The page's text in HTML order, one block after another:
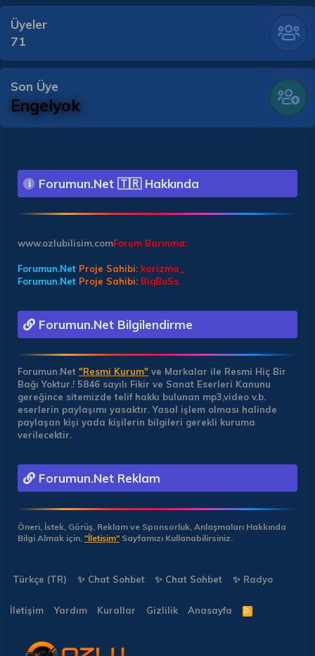
Üyeler
71
Son Üye
Engelyok
Forumun.Net 🇹🇷 Hakkında
Forum Barinma:
www.ozlubilisim.com
Forumun.Net Proje Sahibi: karizma_
Forumun.Net Proje Sahibi: BiqBoSs
Forumun.Net Bilgilendirme
Forumun.Net "Resmi Kurum" ve Markalar ile Resmi Hiç Bir
Bağı Yoktur.! 5846 sayılı Fikir ve Sanat Eserleri Kanunu
gereğince sitemizde telif hakkı bulunan mp3,video v.b.
eserlerin paylaşımı yasaktır. Yasal işlem olması halinde
paylaşan kişi yada kişilerin bilgileri gerekli kuruma
verilecektir.
Forumun.Net Reklam
Öneri, İstek, Görüş, Reklam ve Sponsorluk, Anlaşmaları Hakkında
Bilgi Almak için, "İletişim" Sayfamızı Kullanabilirsiniz.
Türkçe (TR) ✨ Chat Sohbet ✨ Chat Sohbet ✨ Radyo
İletişim Yardım Kurallar Gizlilik Anasayfa
R
S